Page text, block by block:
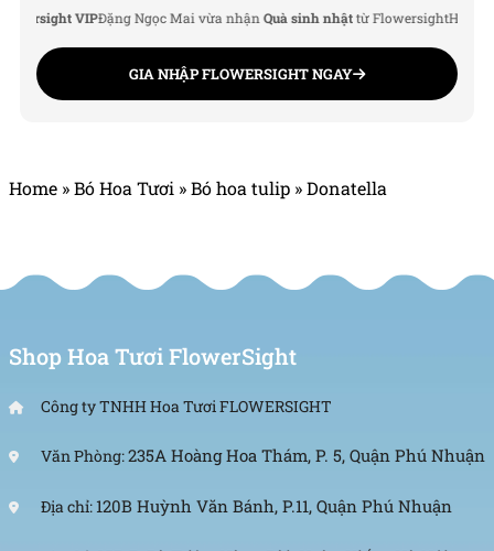
VIPĐặng Ngọc Mai vừa nhậnQuà sinh nhật từ FlowersightHoàng Đức
GIA NHẬP FLOWERSIGHT NGAY
Home »Bó Hoa Tươi »Bó hoa tulip »Donatella
Shop Hoa Tươi FlowerSight
Công ty TNHH Hoa Tươi FLOWERSIGHT
Văn Phòng:235A Hoàng Hoa Thám, P. 5, Quận Phú Nhuận
Địa chỉ: 120B Huỳnh Văn Bánh, P.11, Quận Phú Nhuận